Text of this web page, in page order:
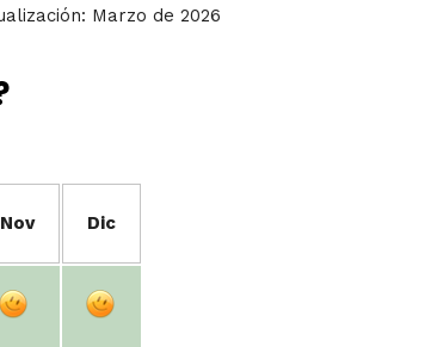
Marzo de 2026
Nov Dic